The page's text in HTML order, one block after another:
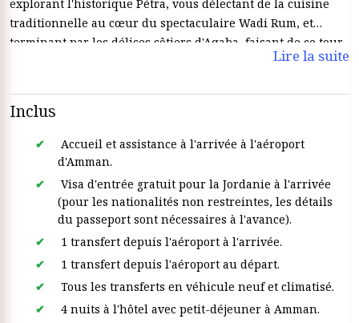
explorant l'historique Pétra, vous délectant de la cuisine
traditionnelle au cœur du spectaculaire Wadi Rum, et
terminant par les délices côtiers d'Aqaba, faisant de ce tour
gastronomique une aventure délicieuse à travers lesLire la suite
Inclus
Accueil et assistance à l'arrivée à l'aéroport
d'Amman.
Visa d'entrée gratuit pour la Jordanie à l'arrivée
(pour les nationalités non restreintes, les détails
du passeport sont nécessaires à l'avance).
1 transfert depuis l'aéroport à l'arrivée.
1 transfert depuis l'aéroport au départ.
Tous les transferts en véhicule neuf et climatisé.
4 nuits à l'hôtel avec petit-déjeuner à Amman.